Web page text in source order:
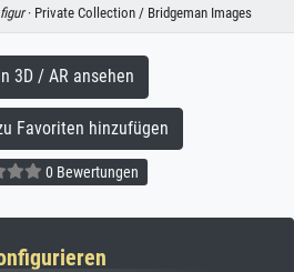
figur· Private Collection / Bridgeman Images
3D / AR ansehen
Favoriten hinzufügen
0 Bewertungen